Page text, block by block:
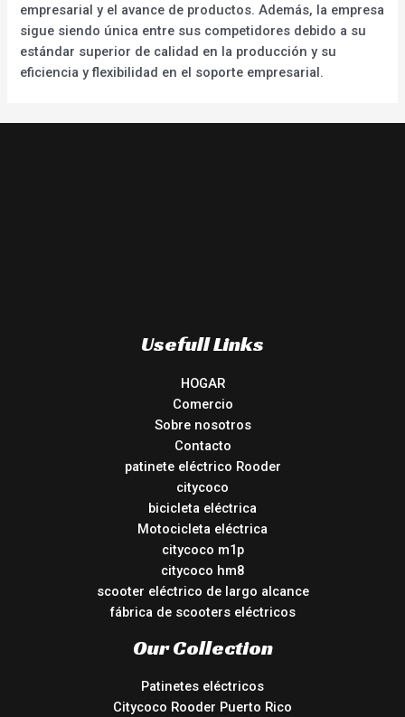
empresarial y el avance de productos. Además, la empresa
sigue siendo única entre sus competidores debido a su
estándar superior de calidad en la producción y su
eficiencia y flexibilidad en el soporte empresarial.
Usefull Links
HOGAR
Comercio
Sobre nosotros
Contacto
patinete eléctrico Rooder
citycoco
bicicleta eléctrica
Motocicleta eléctrica
citycoco m1p
citycoco hm8
scooter eléctrico de largo alcance
fábrica de scooters eléctricos
Our Collection
Patinetes eléctricos
Citycoco Rooder Puerto Rico